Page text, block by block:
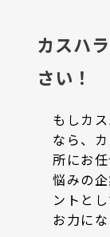
＜開示等の
・当個人情
容の訂正・
等」といい
す。 開示
情及び相談
＜個人情報
事項＞
・必要事項
カスハ
さい！
もしカ
なら、
所にお
悩みの
ントと
お力にな